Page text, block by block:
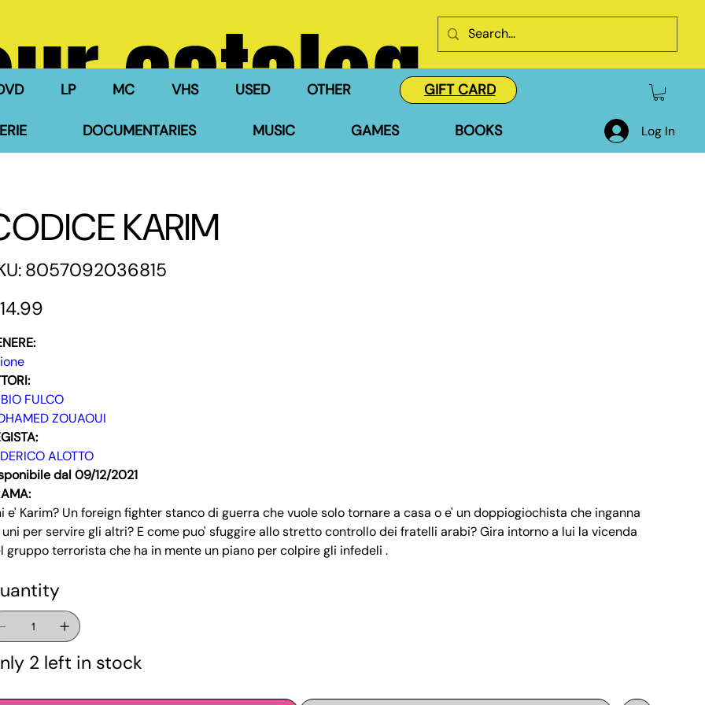
LP MC VHS USED OTHER
DOCUMENTARIES MUSIC GAMES BOOKS
GIFT CARD
Log In
catalog
KARIM
SKU
8057092036815
8057092036815
FULCO
ZOUAOUI
ALOTTO
dal 09/12/2021
e' Karim? Un foreign fighter stanco di guerra che vuole solo tornare a casa o e' un doppiogiochista che inganna
per servire gli altri? E come puo' sfuggire allo stretto controllo dei fratelli arabi? Gira intorno a lui la vicenda
gruppo terrorista che ha in mente un piano per colpire gli infedeli .
2 left in stock